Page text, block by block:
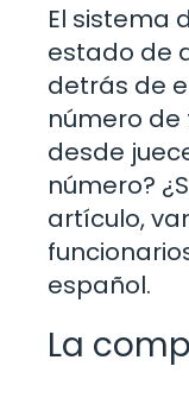
El sistema
estado de
detrás de
número de
desde
número?
artículo,
español.
La